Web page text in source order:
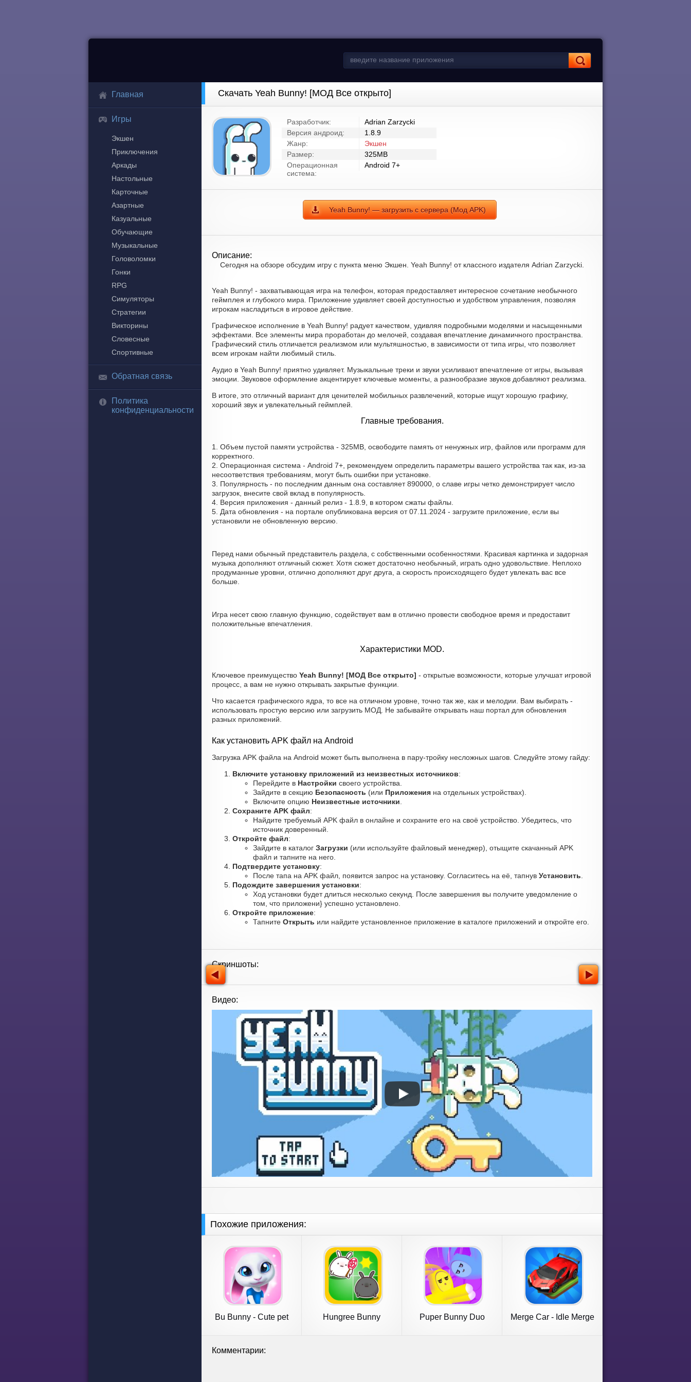
Главная
Игры
Экшен
Приключения
Аркады
Настольные
Карточные
Азартные
Казуальные
Обучающие
Музыкальные
Головоломки
Гонки
RPG
Симуляторы
Стратегии
Викторины
Словесные
Спортивные
Обратная связь
Политика
конфиденциальности
Скачать Yeah Bunny! [МОД Все открыто]
Разработчик:
Adrian Zarzycki
Версия андроид:
1.8.9
Жанр:
Экшен
Размер:
325MB
Операционная
система:
Android 7+
Yeah Bunny! — загрузить с сервера (Мод APK)
Описание:
Сегодня на обзоре обсудим игру с пункта меню Экшен. Yeah Bunny! от классного издателя Adrian Zarzycki.
Yeah Bunny! - захватывающая игра на телефон, которая предоставляет интересное сочетание необычного
геймплея и глубокого мира. Приложение удивляет своей доступностью и удобством управления, позволяя
игрокам насладиться в игровое действие.
Графическое исполнение в Yeah Bunny! радует качеством, удивляя подробными моделями и насыщенными
эффектами. Все элементы мира проработан до мелочей, создавая впечатление динамичного пространства.
Графический стиль отличается реализмом или мультяшностью, в зависимости от типа игры, что позволяет
всем игрокам найти любимый стиль.
Аудио в Yeah Bunny! приятно удивляет. Музыкальные треки и звуки усиливают впечатление от игры, вызывая
эмоции. Звуковое оформление акцентирует ключевые моменты, а разнообразие звуков добавляют реализма.
В итоге, это отличный вариант для ценителей мобильных развлечений, которые ищут хорошую графику,
хороший звук и увлекательный геймплей.
Главные требования.
1. Объем пустой памяти устройства - 325MB, освободите память от ненужных игр, файлов или программ для
корректного.
2. Операционная система - Android 7+, рекомендуем определить параметры вашего устройства так как, из-за
несоответствия требованиям, могут быть ошибки при установке.
3. Популярность - по последним данным она составляет 890000, о cлаве игры четко демонстрирует число
загрузок, внесите свой вклад в популярность.
4. Версия приложения - данный релиз - 1.8.9, в котором сжаты файлы.
5. Дата обновления - на портале опубликована версия от 07.11.2024 - загрузите приложение, если вы
установили не обновленную версию.
Перед нами обычный представитель раздела, с собственными особенностями. Красивая картинка и задорная
музыка дополняют отличный сюжет. Хотя сюжет достаточно необычный, играть одно удовольствие. Неплохо
продуманные уровни, отлично дополняют друг друга, а скорость происходящего будет увлекать вас все
больше.
Игра несет свою главную функцию, содействует вам в отлично провести свободное время и предоставит
положительные впечатления.
Характеристики MOD.
Ключевое преимущество Yeah Bunny! [МОД Все открыто] - открытые возможности, которые улучшат игровой
процесс, а вам не нужно открывать закрытые функции.
Что касается графического ядра, то все на отличном уровне, точно так же, как и мелодии. Вам выбирать -
использовать простую версию или загрузить МОД. Не забывайте открывать наш портал для обновления
разных приложений.
Как установить APK файл на Android
Загрузка APK файла на Android может быть выполнена в пару-тройку несложных шагов. Следуйте этому гайду:
Включите установку приложений из неизвестных источников:
Перейдите в Настройки своего устройства.
Зайдите в секцию Безопасность (или Приложения на отдельных устройствах).
Включите опцию Неизвестные источники
Сохраните APK файл:
Найдите требуемый APK файл в онлайне и сохраните его на своё устройство. Убедитесь, что
источник доверенный.
Откройте файл:
Зайдите в каталог Загрузки (или используйте файловый менеджер), отыщите скачанный APK
файл и тапните на него.
Подтвердите установку:
После тапа на APK файл, появится запрос на установку. Согласитесь на её, тапнув Установить
Подождите завершения установки:
Ход установки будет длиться несколько секунд. После завершения вы получите уведомление о
том, что приложени} успешно установлено.
Откройте приложение:
Тапните Открыть или найдите установленное приложение в каталоге приложений и откройте его.
Скриншоты:
Видео:
Похожие приложения:
Bu Bunny - Cute pet
Hungree Bunny Puper Bunny Duo
Merge Car - Idle Merge
Комментарии: